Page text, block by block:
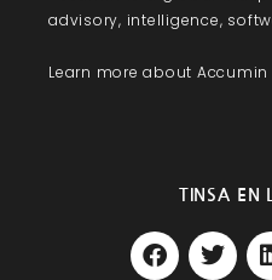
advisory, intelligence,
Learn more about Accumin
TINSA EN
F
a
T
w